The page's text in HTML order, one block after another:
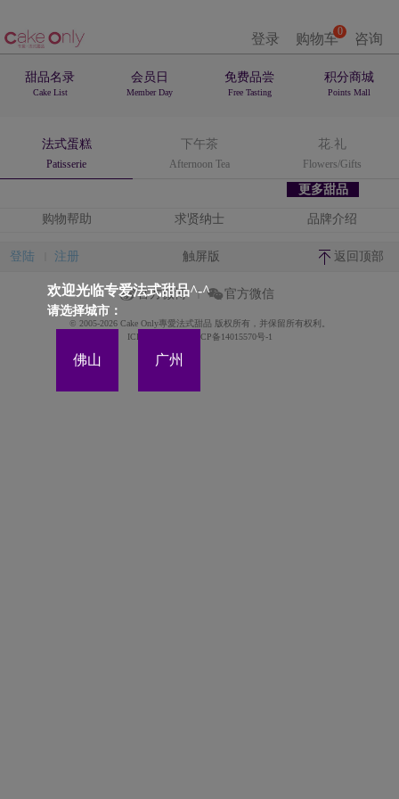
登录 0
购物车 咨询
甜品名录
Cake List
会员日
Member Day
免费品尝
Free Tasting
积分商城
Points Mall
法式蛋糕
Patisserie
下午茶
Afternoon Tea
花.礼
Flowers/Gifts
更多甜品
欢迎光临专爱法式甜品^-^
请选择城市：
佛山 广州
购物帮助 求贤纳士 品牌介绍
登陆 注册 触屏版 返回顶部
官方微博 官方微信
© 2005-2026 Cake Only專愛法式甜品 版权所有，并保留所有权利。
ICP备案证书号:粤ICP备14015570号-1